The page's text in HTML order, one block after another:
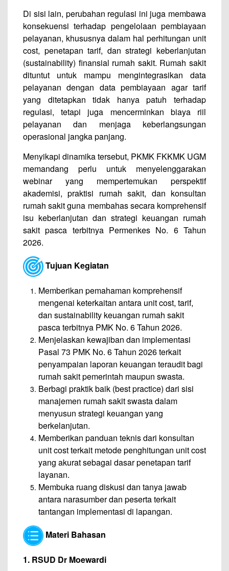
Di sisi lain, perubahan regulasi ini juga membawa
konsekuensi terhadap pengelolaan pembiayaan
pelayanan, khususnya dalam hal perhitungan unit
cost, penetapan tarif, dan strategi keberlanjutan
(sustainability) finansial rumah sakit. Rumah sakit
dituntut untuk mampu mengintegrasikan data
pelayanan dengan data pembiayaan agar tarif
yang ditetapkan tidak hanya patuh terhadap
regulasi, tetapi juga mencerminkan biaya riil
pelayanan dan menjaga keberlangsungan
operasional jangka panjang.
Menyikapi dinamika tersebut, PKMK FKKMK UGM
memandang perlu untuk menyelenggarakan
webinar yang mempertemukan perspektif
akademisi, praktisi rumah sakit, dan konsultan
rumah sakit guna membahas secara komprehensif
isu keberlanjutan dan strategi keuangan rumah
sakit pasca terbitnya Permenkes No. 6 Tahun
2026.
Tujuan Kegiatan
Memberikan pemahaman komprehensif
mengenai keterkaitan antara unit cost, tarif,
dan sustainability keuangan rumah sakit
pasca terbitnya PMK No. 6 Tahun 2026.
Menjelaskan kewajiban dan implementasi
Pasal 73 PMK No. 6 Tahun 2026 terkait
penyampaian laporan keuangan teraudit bagi
rumah sakit pemerintah maupun swasta.
Berbagi praktik baik (best practice) dari sisi
manajemen rumah sakit swasta dalam
menyusun strategi keuangan yang
berkelanjutan.
Memberikan panduan teknis dari konsultan
unit cost terkait metode penghitungan unit cost
yang akurat sebagai dasar penetapan tarif
layanan.
Membuka ruang diskusi dan tanya jawab
antara narasumber dan peserta terkait
tantangan implementasi di lapangan.
Materi Bahasan
1. RSUD Dr Moewardi